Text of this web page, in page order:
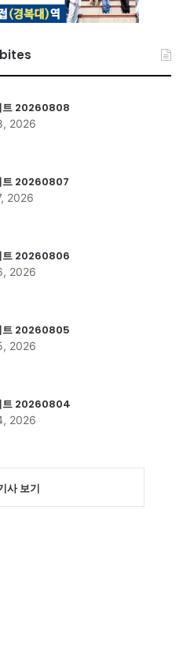
트 20260808
2026
트 20260807
2026
트 20260806
2026
트 20260805
2026
트 20260804
2026
사 보기